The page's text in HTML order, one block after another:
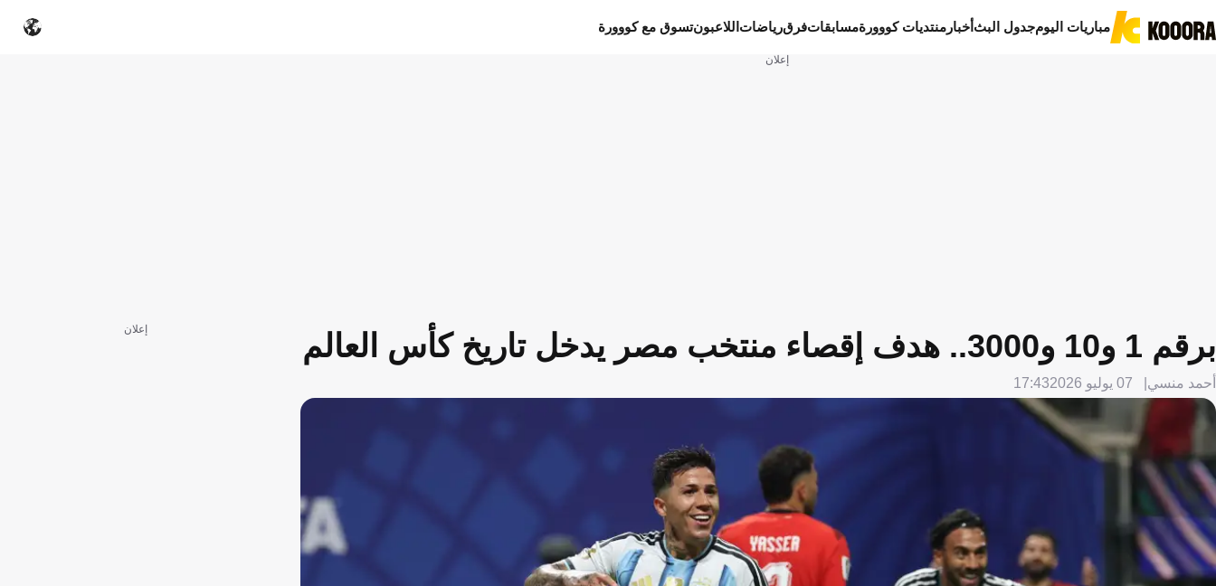
مباريات اليومجدول البثأخبار منتديات كووورةمسابقاتفرقرياضات اللاعبونتسوق مع كووورة
إعلان
برقم 1 و10 و3000.. هدف إقصاء منتخب مصر يدخل تاريخ كأس العالم
أحمد منسي 07 يوليو 2026 17:43
إعلان